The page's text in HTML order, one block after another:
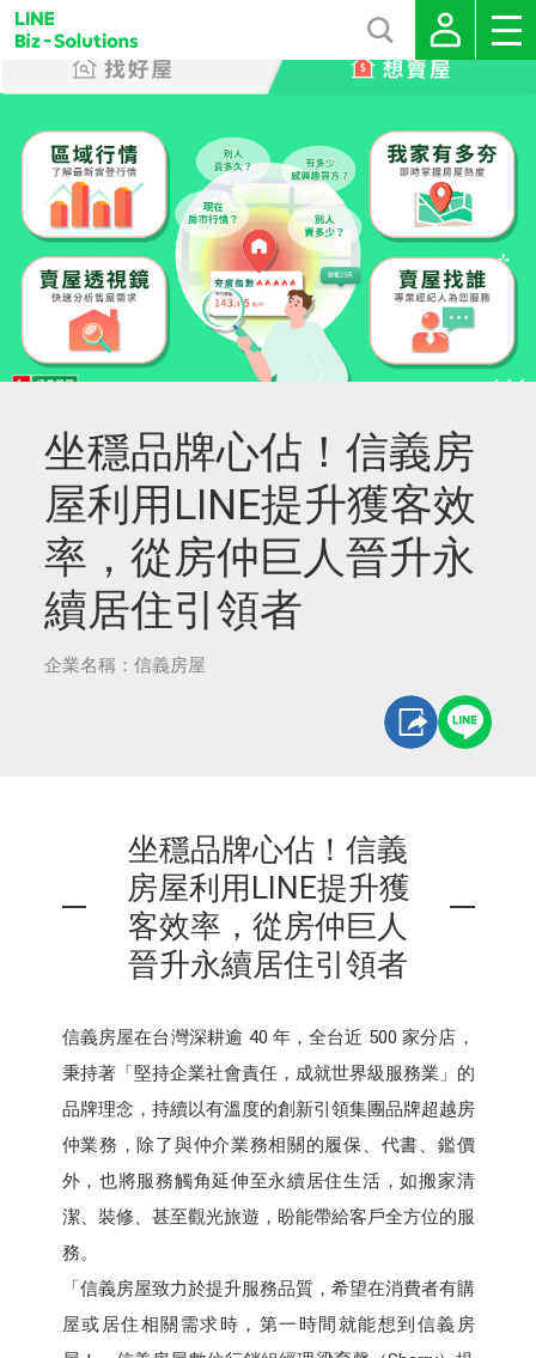
坐穩品牌心佔！信義房
屋利用LINE提升獲客效
率，從房仲巨人晉升永
續居住引領者
企業名稱：信義房屋
坐穩品牌心佔！信義
房屋利用LINE提升獲
客效率，從房仲巨人
晉升永續居住引領者
信義房屋在台灣深耕逾 40 年，全台近 500 家分店，
秉持著「堅持企業社會責任，成就世界級服務業」的
品牌理念，持續以有溫度的創新引領集團品牌超越房
仲業務，除了與仲介業務相關的履保、代書、鑑價
外，也將服務觸角延伸至永續居住生活，如搬家清
潔、裝修、甚至觀光旅遊，盼能帶給客戶全方位的服
務。
「信義房屋致力於提升服務品質，希望在消費者有購
屋或居住相關需求時，第一時間就能想到信義房